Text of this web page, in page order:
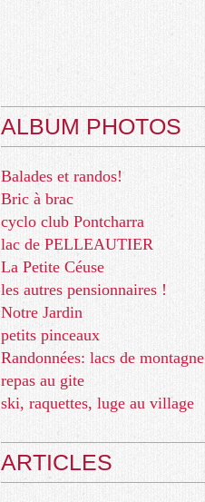
ALBUM PHOTOS
Balades et randos!
Bric à brac
cyclo club Pontcharra
lac de PELLEAUTIER
La Petite Céuse
les autres pensionnaires !
Notre Jardin
petits pinceaux
Randonnées: lacs de montagne
repas au gite
ski, raquettes, luge au village
ARTICLES